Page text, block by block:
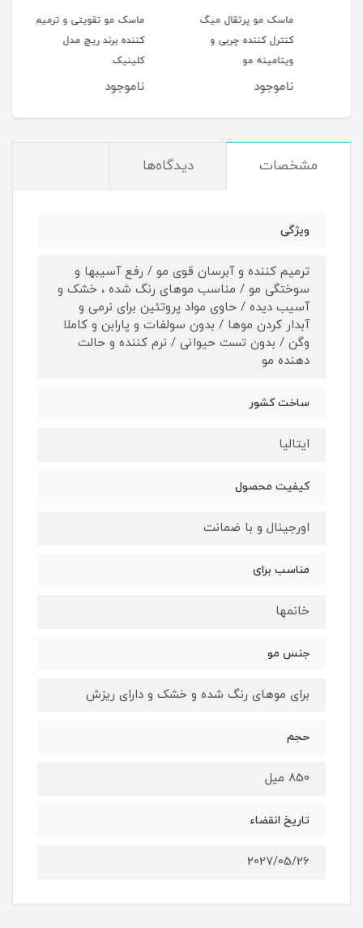
ماسک مو پرتقال میگ
کنترل کننده چربی و
ویتامینه مو
ناموجود
ماسک مو تقویتی و ترمیم
کننده برند ریچ مدل
کلینیک
ناموجود
مشخصات دیدگاه‌ها
ویژگی
ترمیم کننده و آبرسان قوی مو / رفع آسیبها و
سوختگی مو / مناسب موهای رنگ شده ، خشک و
آسیب دیده / حاوی مواد پروتئین برای نرمی و
آبدار کردن موها / بدون سولفات و پارابن و کاملا
وگن / بدون تست حیوانی / نرم کننده و حالت
دهنده مو
ساخت کشور
ایتالیا
کیفیت محصول
اورجینال و با ضمانت
مناسب برای
خانمها
جنس مو
برای موهای رنگ شده و خشک و دارای ریزش
حجم
850 میل
تاریخ انقضاء
2027/05/26